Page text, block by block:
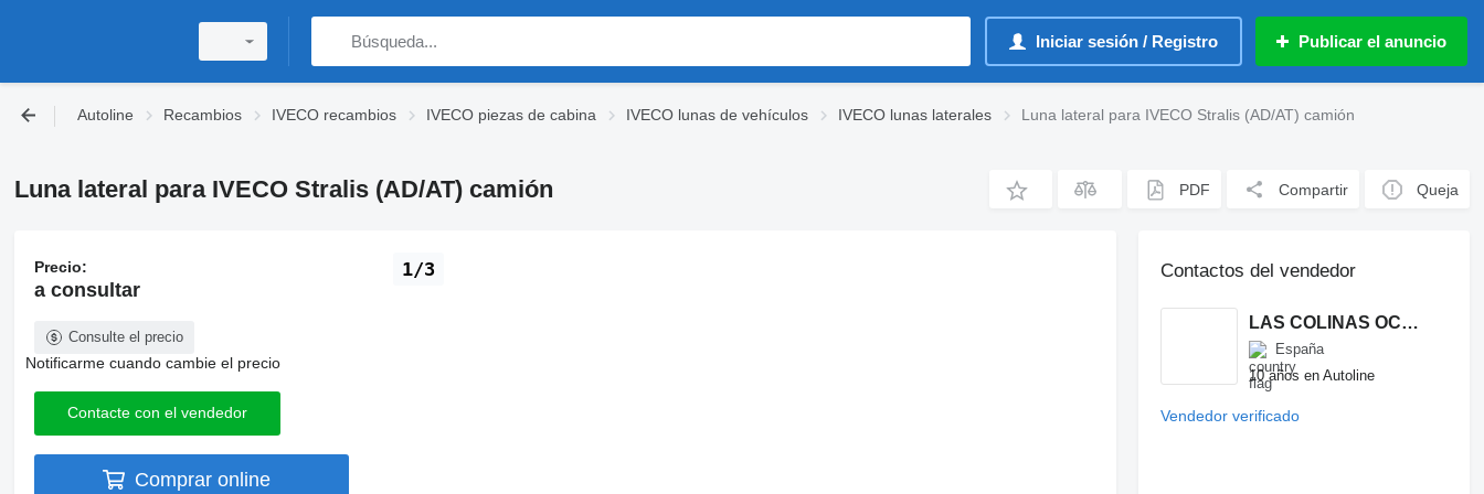
Iniciar sesión / Registro Publicar el anuncio
Autoline Recambios IVECO recambios IVECO piezas de cabina IVECO lunas de vehículos IVECO lunas laterales Luna lateral para IVECO Stralis (AD/AT) camión
Luna lateral para IVECO Stralis (AD/AT) camión PDF Compartir Queja
1/3
Precio:
a consultar
Consulte el precio
Notificarme cuando cambie el precio
Contacte con el vendedor
Comprar online
Contactos del vendedor
LAS COLINAS OCASION, S.L.
España
10 años en Autoline
Vendedor verificado